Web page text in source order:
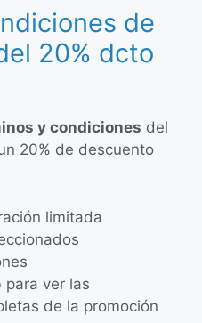
de
20% dcto
y condiciones del
20% de descuento
limitada
ver las
de la promoción